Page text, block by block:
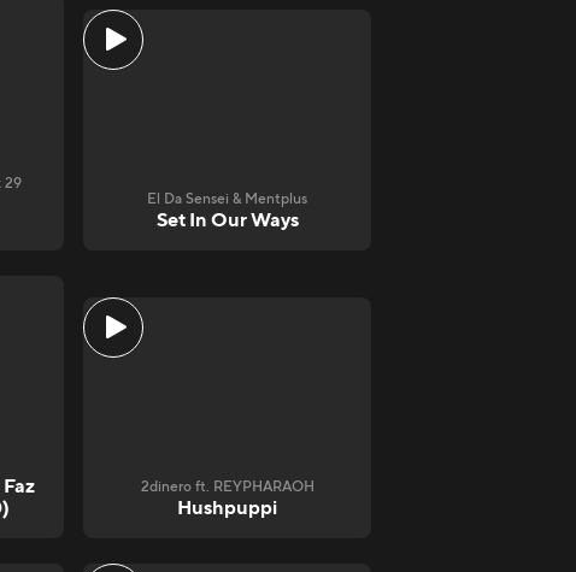
29
El Da Sensei & Mentplus
Set In Our Ways
2dinero ft. REYPHARAOH
Hushpuppi